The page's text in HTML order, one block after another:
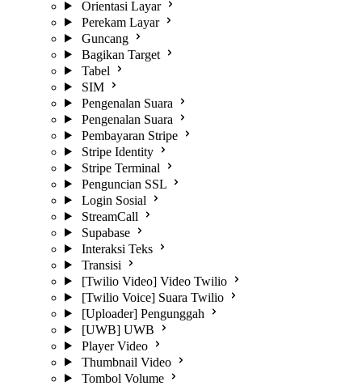
Orientasi Layar
Perekam Layar
Guncang
Bagikan Target
Tabel
SIM
Pengenalan Suara
Pengenalan Suara
Pembayaran Stripe
Stripe Identity
Stripe Terminal
Penguncian SSL
Login Sosial
StreamCall
Supabase
Interaksi Teks
Transisi
[Twilio Video] Video Twilio
[Twilio Voice] Suara Twilio
[Uploader] Pengunggah
[UWB] UWB
Player Video
Thumbnail Video
Tombol Volume